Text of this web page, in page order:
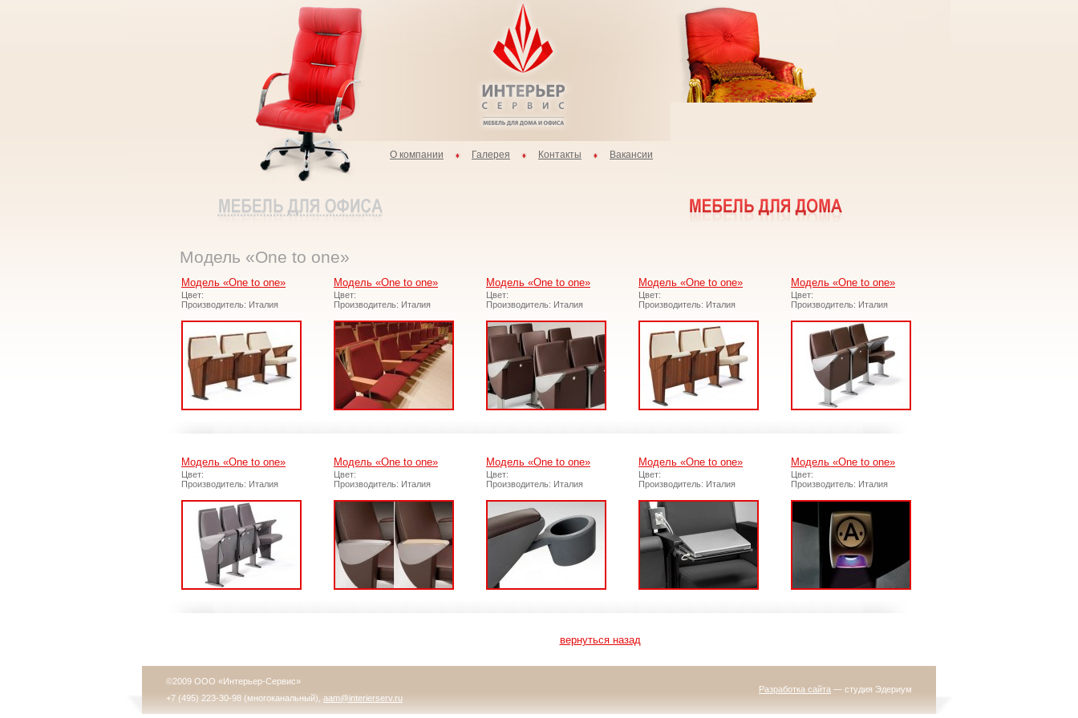
О компании Галерея Контакты Вакансии
Модель «One to one»
Модель «One to one»
Цвет:
Производитель: Италия
Модель «One to one»
Цвет:
Производитель: Италия
Модель «One to one»
Цвет:
Производитель: Италия
Модель «One to one»
Цвет:
Производитель: Италия
Модель «One to one»
Цвет:
Производитель: Италия
Модель «One to one»
Цвет:
Производитель: Италия
Модель «One to one»
Цвет:
Производитель: Италия
Модель «One to one»
Цвет:
Производитель: Италия
Модель «One to one»
Цвет:
Производитель: Италия
Модель «One to one»
Цвет:
Производитель: Италия
вернуться назад
©2009 ООО «Интерьер-Сервис»
+7 (495) 223-30-98 (многоканальный), aam@interierserv.ru
Разработка сайта — студия Эдериум